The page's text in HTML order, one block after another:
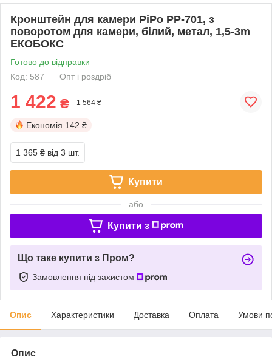
Кронштейн для камери PiPo PP-701, з
поворотом для камери, білий, метал, 1,5-3m
ЕКОБОКС
Готово до відправки
Код: 587
Опт і роздріб
1 422 ₴ 1 564 ₴
Економія 142 ₴
1 365 ₴ від 3 шт.
Купити
або
Купити з
Що таке купити з Пром?
Замовлення під захистом
Опис Характеристики Доставка Оплата Умови
Опис